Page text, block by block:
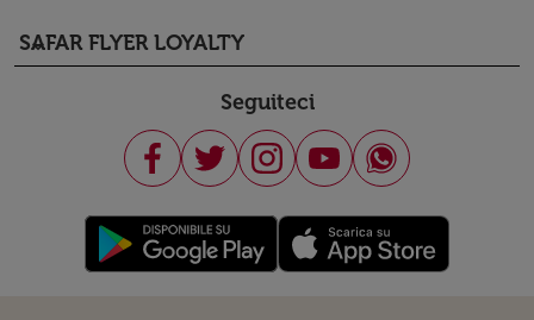
SAFAR FLYER LOYALTY
keyboard_arrow_down
Seguiteci